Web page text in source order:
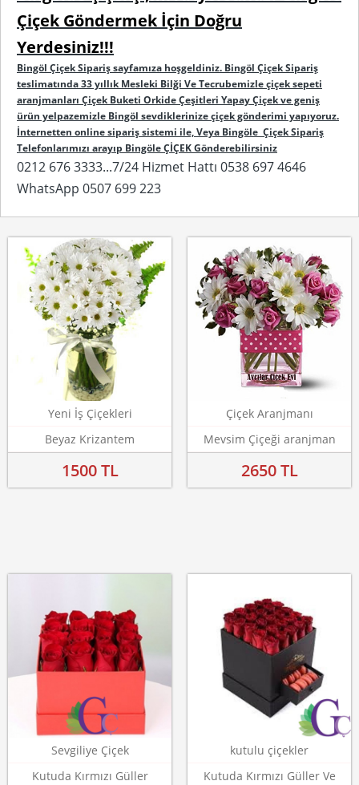
Çiçek Göndermek İçin Doğru
Yerdesiniz!!!
Bingöl Çiçek Sipariş sayfamıza hoşgeldiniz. Bingöl Çiçek Sipariş
teslimatında 33 yıllık Mesleki Bilği Ve Tecrubemizle çiçek sepeti
aranjmanları Çiçek Buketi Orkide Çeşitleri Yapay Çiçek ve geniş
ürün yelpazemizle Bingöl sevdiklerinize çiçek gönderimi yapıyoruz.
İnternetten online sipariş sistemi ile, Veya Bingöle Çiçek Sipariş
Telefonlarımızı arayıp Bingöle ÇİÇEK Gönderebilirsiniz
0212 676 3333...7/24 Hizmet Hattı 0538 697 4646
WhatsApp 0507 699 223
Yeni İş Çiçekleri
Beyaz Krizantem
1500 TL
Çiçek Aranjmanı
Mevsim Çiçeği aranjman
2650 TL
Sevgiliye Çiçek
Kutuda Kırmızı Güller
kutulu çiçekler
Kutuda Kırmızı Güller Ve